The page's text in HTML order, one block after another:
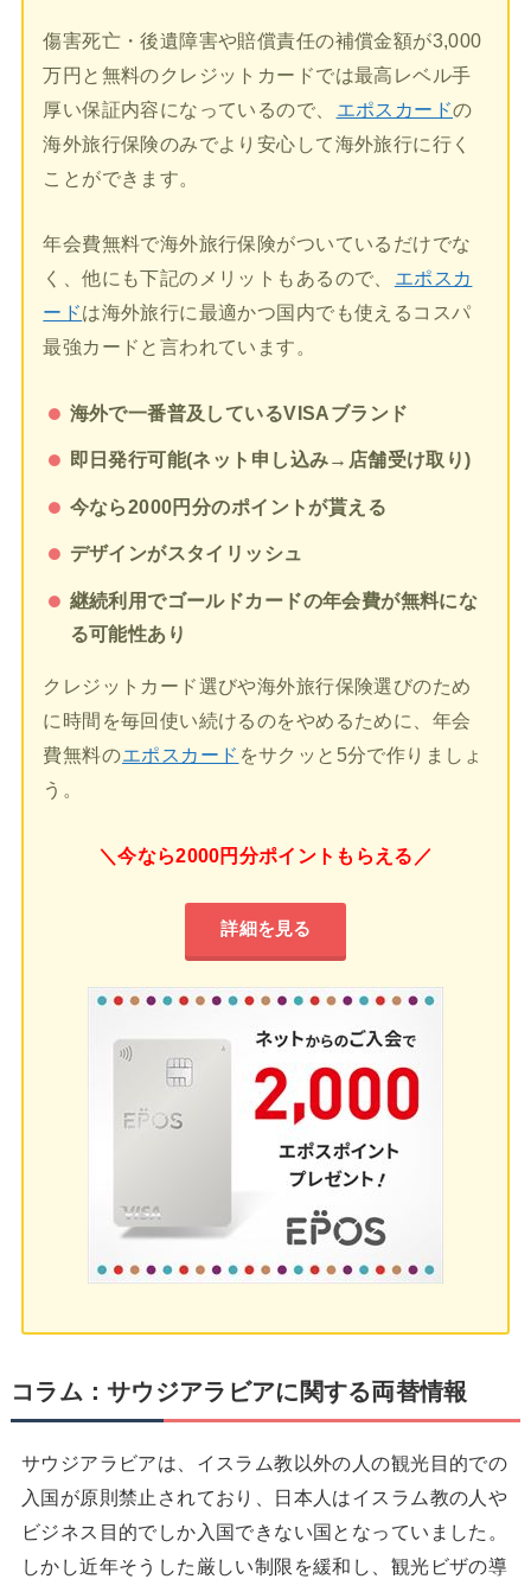
傷害死亡・後遺障害や賠償責任の補償金額が3,000
万円と無料のクレジットカードでは最高レベル手
厚い保証内容になっているので、
エポスカードの
海外旅行保険のみでより安心して海外旅行に行く
ことができます。
年会費無料で海外旅行保険がついているだけでな
く、他にも下記のメリットもあるので、
エポスカ
ードは海外旅行に最適かつ国内でも使えるコスパ
最強カードと言われています。
海外で一番普及しているVISAブランド
即日発行可能(ネット申し込み→店舗受け取り)
今なら2000円分のポイントが貰える
デザインがスタイリッシュ
継続利用でゴールドカードの年会費が無料にな
る可能性あり
クレジットカード選びや海外旅行保険選びのため
に時間を毎回使い続けるのをやめるために、年会
費無料のエポスカード をサクッと5分で作りましょ
う。
＼今なら2000円分ポイントもらえる／
詳細を見る
コラム：サウジアラビアに関する両替情報
サウジアラビアは、イスラム教以外の人の観光目的での
入国が原則禁止されており、日本人はイスラム教の人や
ビジネス目的でしか入国できない国となっていました。
しかし近年そうした厳しい制限を緩和し、観光ビザの導